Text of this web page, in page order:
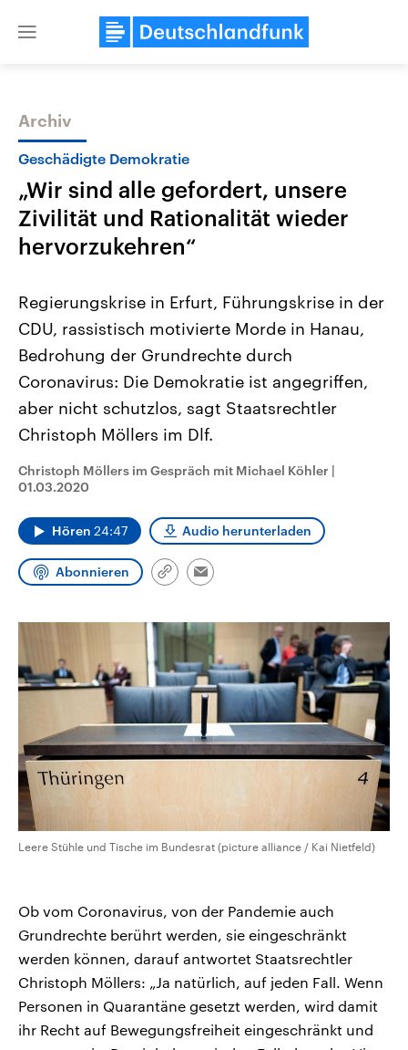
Close
Themen
2026
Alle Informationen
Sachsen-Anhalt wählt am 6.
September 2026 einen neuen
Landtag. Seit 2021 wird das
Bundesland von einer Koalition aus
CDU, SPD und FDP regiert.-
Umfragen, Prognosen,
und Hintergründe zu den Parteien
und Kandidaten der anstehenden
Wahl.
Aktuelle Beiträge,
Hintergründe
Wirtschaftlich und
gehören die Vereinigten
den mächtigsten Ländern
mit großem Einfluss auf
Archiv
Geschädigte Demokratie
„Wir sind alle gefordert, unsere
Zivilität und Rationalität wieder
hervorzukehren“
Regierungskrise in Erfurt, Führungskrise in der
CDU, rassistisch motivierte Morde in Hanau,
Bedrohung der Grundrechte durch
Coronavirus: Die Demokratie ist angegriffen,
aber nicht schutzlos, sagt Staatsrechtler
Christoph Möllers im Dlf.
Christoph Möllers im Gespräch mit Michael Köhler |
01.03.2020
Hören 24:47 Audio herunterladen
Abonnieren
Link
Email
Leere Stühle und Tische im Bundesrat (picture alliance / Kai Nietfeld)
Ob vom Coronavirus, von der Pandemie auch
Grundrechte berührt werden, sie eingeschränkt
werden können, darauf antwortet Staatsrechtler
Christoph Möllers: „Ja natürlich, auf jeden Fall. Wenn
Personen in Quarantäne gesetzt werden, wird damit
ihr Recht auf Bewegungsfreiheit eingeschränkt und